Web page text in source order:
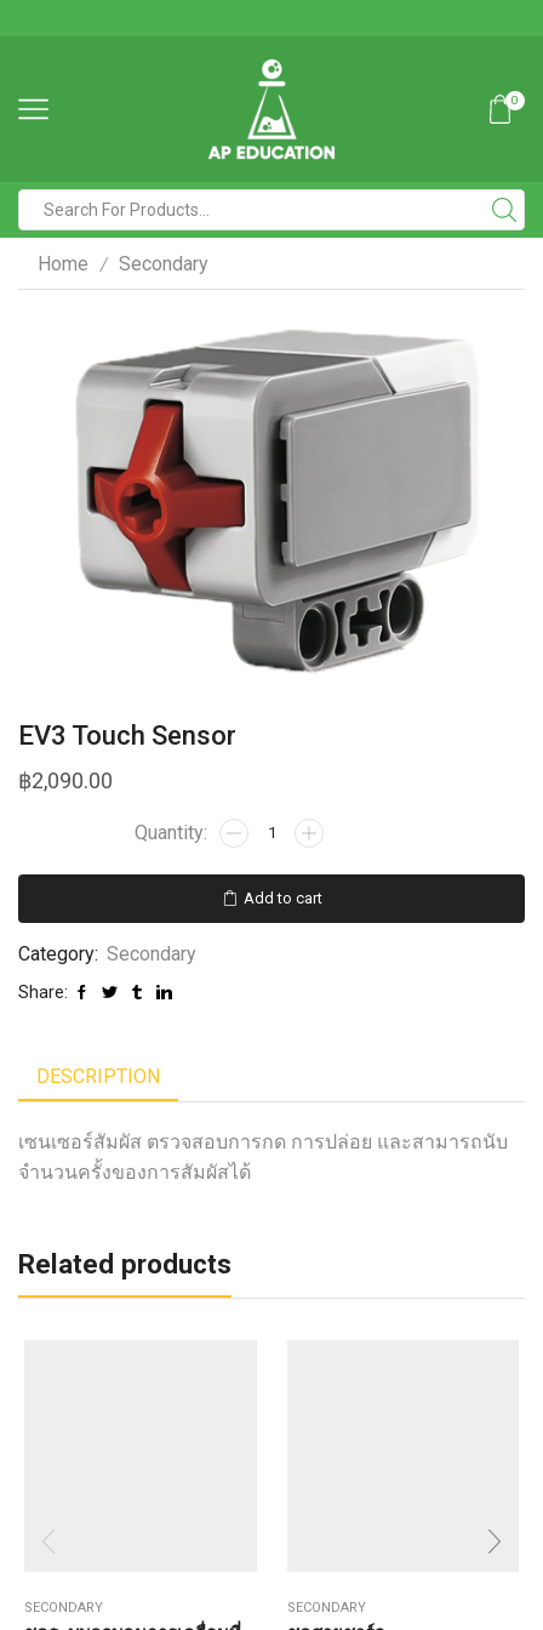
0
Home / Secondary
EV3 Touch Sensor
฿2,090.00
Add to cart
Category: Secondary
Share:
DESCRIPTION
เซนเซอร์สัมผัส ตรวจสอบการกด การปล่อย และสามารถนับ
จำนวนครั้งของการสัมผัสได้
Related products
SECONDARY SECONDARY